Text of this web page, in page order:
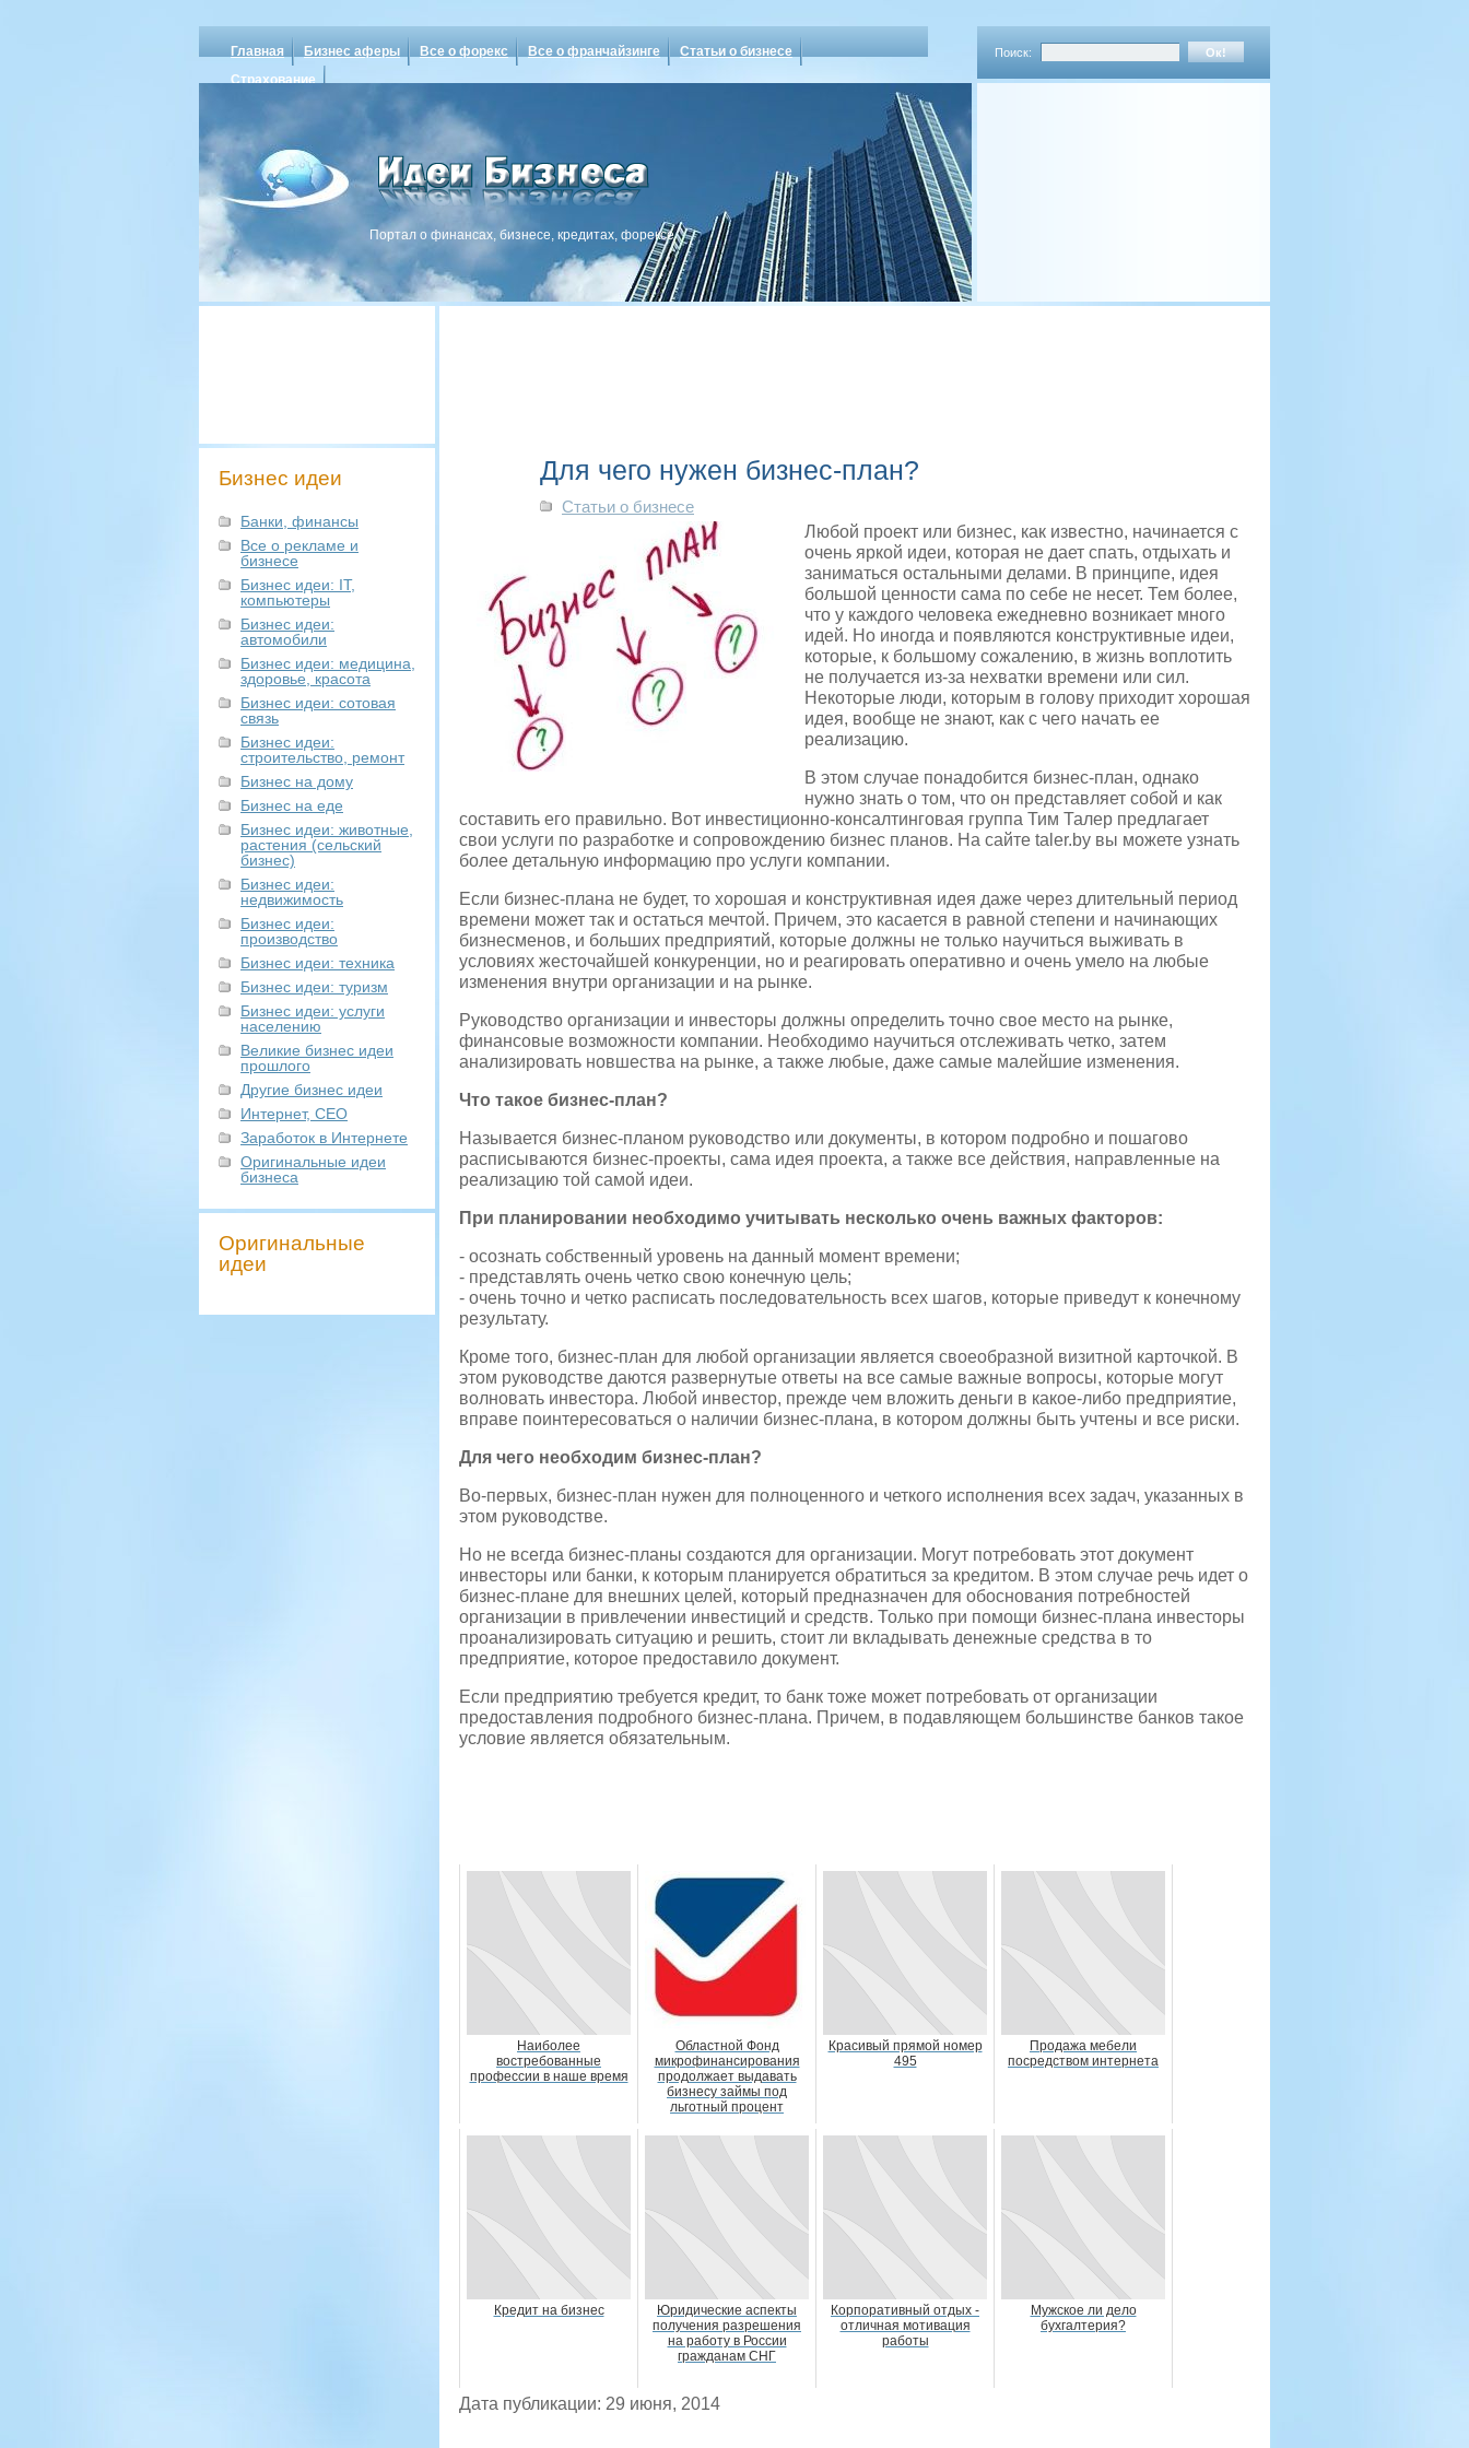
Главная Бизнес аферы Все о форекс Все о франчайзинге
Статьи о бизнесе
Страхование
Поиск:
Портал о финансах, бизнесе, кредитах, форексе
Бизнес идеи
Банки, финансы
Все о рекламе и
бизнесе
Бизнес идеи: IT,
компьютеры
Бизнес идеи:
автомобили
Бизнес идеи: медицина,
здоровье, красота
Бизнес идеи: сотовая
связь
Бизнес идеи:
строительство, ремонт
Бизнес на дому
Бизнес на еде
Бизнес идеи: животные,
растения (сельский
бизнес)
Бизнес идеи:
недвижимость
Бизнес идеи:
производство
Бизнес идеи: техника
Бизнес идеи: туризм
Бизнес идеи: услуги
населению
Великие бизнес идеи
прошлого
Другие бизнес идеи
Интернет, СЕО
Заработок в Интернете
Оригинальные идеи
бизнеса
Оригинальные
идеи
Для чего нужен бизнес-план?
Статьи о бизнесе
Любой проект или бизнес, как известно, начинается с
очень яркой идеи, которая не дает спать, отдыхать и
заниматься остальными делами. В принципе, идея
большой ценности сама по себе не несет. Тем более,
что у каждого человека ежедневно возникает много
идей. Но иногда и появляются конструктивные идеи,
которые, к большому сожалению, в жизнь воплотить
не получается из-за нехватки времени или сил.
Некоторые люди, которым в голову приходит хорошая
идея, вообще не знают, как с чего начать ее
реализацию.
В этом случае понадобится бизнес-план, однако
нужно знать о том, что он представляет собой и как
составить его правильно. Вот инвестиционно-консалтинговая группа Тим Талер предлагает
свои услуги по разработке и сопровождению бизнес планов. На сайте taler.by вы можете узнать
более детальную информацию про услуги компании.
Если бизнес-плана не будет, то хорошая и конструктивная идея даже через длительный период
времени может так и остаться мечтой. Причем, это касается в равной степени и начинающих
бизнесменов, и больших предприятий, которые должны не только научиться выживать в
условиях жесточайшей конкуренции, но и реагировать оперативно и очень умело на любые
изменения внутри организации и на рынке.
Руководство организации и инвесторы должны определить точно свое место на рынке,
финансовые возможности компании. Необходимо научиться отслеживать четко, затем
анализировать новшества на рынке, а также любые, даже самые малейшие изменения.
Что такое бизнес-план?
Называется бизнес-планом руководство или документы, в котором подробно и пошагово
расписываются бизнес-проекты, сама идея проекта, а также все действия, направленные на
реализацию той самой идеи.
При планировании необходимо учитывать несколько очень важных факторов:
- осознать собственный уровень на данный момент времени;
- представлять очень четко свою конечную цель;
- очень точно и четко расписать последовательность всех шагов, которые приведут к конечному
результату.
Кроме того, бизнес-план для любой организации является своеобразной визитной карточкой. В
этом руководстве даются развернутые ответы на все самые важные вопросы, которые могут
волновать инвестора. Любой инвестор, прежде чем вложить деньги в какое-либо предприятие,
вправе поинтересоваться о наличии бизнес-плана, в котором должны быть учтены и все риски.
Для чего необходим бизнес-план?
Во-первых, бизнес-план нужен для полноценного и четкого исполнения всех задач, указанных в
этом руководстве.
Но не всегда бизнес-планы создаются для организации. Могут потребовать этот документ
инвесторы или банки, к которым планируется обратиться за кредитом. В этом случае речь идет о
бизнес-плане для внешних целей, который предназначен для обоснования потребностей
организации в привлечении инвестиций и средств. Только при помощи бизнес-плана инвесторы
проанализировать ситуацию и решить, стоит ли вкладывать денежные средства в то
предприятие, которое предоставило документ.
Если предприятию требуется кредит, то банк тоже может потребовать от организации
предоставления подробного бизнес-плана. Причем, в подавляющем большинстве банков такое
условие является обязательным.
Наиболее
востребованные
профессии в наше время
Областной Фонд
микрофинансирования
продолжает выдавать
бизнесу займы под
льготный процент
Красивый прямой номер
495
Продажа мебели
посредством интернета
Кредит на бизнес
Юридические аспекты
получения разрешения
на работу в России
гражданам СНГ
Корпоративный отдых -
отличная мотивация
работы
Мужское ли дело
бухгалтерия?
Дата публикации: 29 июня, 2014